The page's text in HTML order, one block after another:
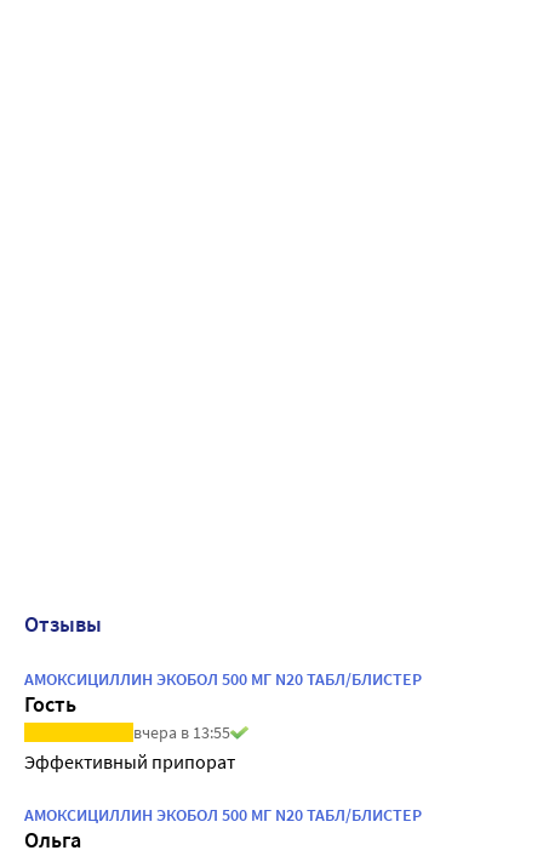
Отзывы
АМОКСИЦИЛЛИН ЭКОБОЛ 500 МГ N20 ТАБЛ/БЛИСТЕР
Гость
вчера в 13:55
Эффективный припорат
АМОКСИЦИЛЛИН ЭКОБОЛ 500 МГ N20 ТАБЛ/БЛИСТЕР
Ольга